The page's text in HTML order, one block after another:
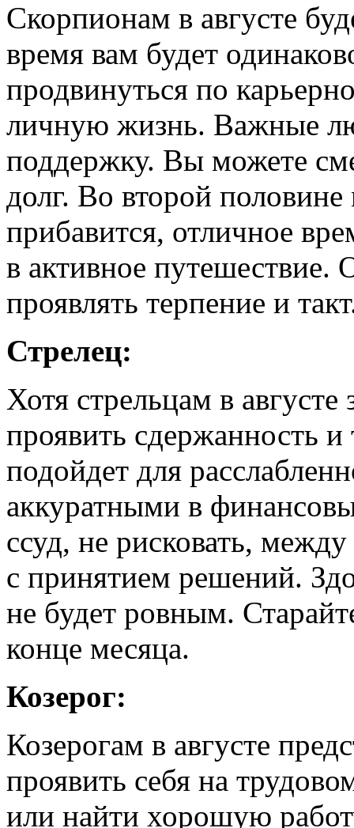
Скорпионам в августе
время вам будет
продвинуться по
личную жизнь. Важные
поддержку. Вы можете
долг. Во второй
прибавится, отличное
в активное путешествие.
проявлять терпение и
Стрелец:
Хотя стрельцам в
проявить сдержанность
подойдет для
аккуратными в
ссуд, не рисковать,
с принятием решений.
не будет ровным.
конце месяца.
Козерог:
Козерогам в августе
проявить себя на
или найти хорошую